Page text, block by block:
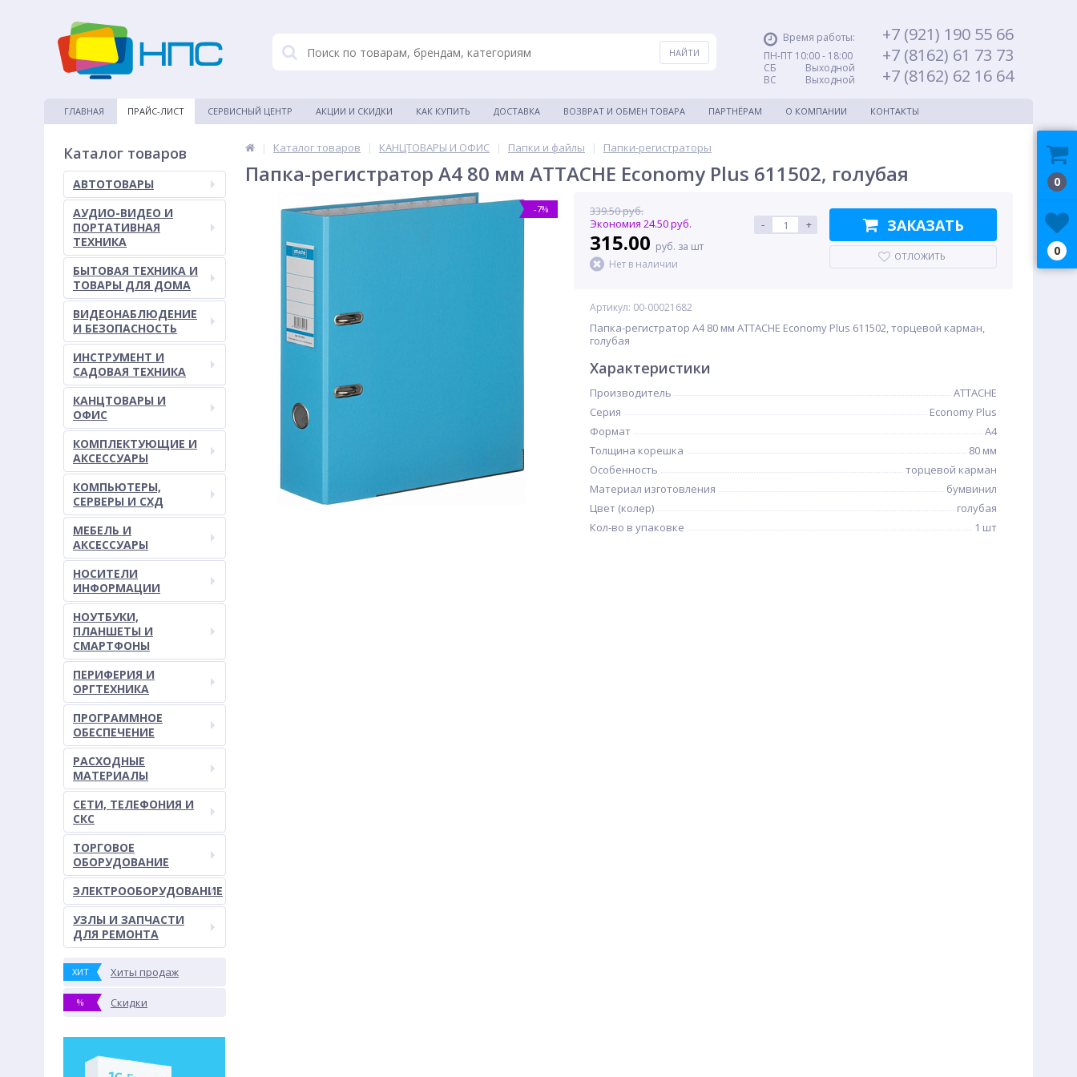
Время работы:
ПН-ПТ 10:00 - 18:00
СБ Выходной
ВС Выходной
+7 (921) 190 55 66
+7 (8162) 61 73 73
+7 (8162) 62 16 64
ГЛАВНАЯ ПРАЙС-ЛИСТ СЕРВИСНЫЙ ЦЕНТР АКЦИИ И СКИДКИ КАК КУПИТЬ ДОСТАВКА ВОЗВРАТ И ОБМЕН ТОВАРА ПАРТНЁРАМ О КОМПАНИИ КОНТАКТЫ
Каталог товаров
АВТОТОВАРЫ
АУДИО-ВИДЕО И
ПОРТАТИВНАЯ
ТЕХНИКА
БЫТОВАЯ ТЕХНИКА И
ТОВАРЫ ДЛЯ ДОМА
ВИДЕОНАБЛЮДЕНИЕ
И БЕЗОПАСНОСТЬ
ИНСТРУМЕНТ И
САДОВАЯ ТЕХНИКА
КАНЦТОВАРЫ И
ОФИС
КОМПЛЕКТУЮЩИЕ И
АКСЕССУАРЫ
КОМПЬЮТЕРЫ,
СЕРВЕРЫ И СХД
МЕБЕЛЬ И
АКСЕССУАРЫ
НОСИТЕЛИ
ИНФОРМАЦИИ
НОУТБУКИ,
ПЛАНШЕТЫ И
СМАРТФОНЫ
ПЕРИФЕРИЯ И
ОРГТЕХНИКА
ПРОГРАММНОЕ
ОБЕСПЕЧЕНИЕ
РАСХОДНЫЕ
МАТЕРИАЛЫ
СЕТИ, ТЕЛЕФОНИЯ И
СКС
ТОРГОВОЕ
ОБОРУДОВАНИЕ
ЭЛЕКТРООБОРУДОВАНИЕ
УЗЛЫ И ЗАПЧАСТИ
ДЛЯ РЕМОНТА
ХИТ Хиты продаж
% Скидки
| Каталог товаров | КАНЦТОВАРЫ И ОФИС | Папки и файлы | Папки-регистраторы
Папка-регистратор A4 80 мм ATTACHE Economy Plus 611502, голубая
-7%
339.50 руб.
Экономия 24.50 руб.
315.00 руб. за шт
Нет в наличии
- + ЗАКАЗАТЬ
ОТЛОЖИТЬ
Артикул: 00-00021682
Папка-регистратор A4 80 мм ATTACHE Economy Plus 611502, торцевой карман,
голубая
Характеристики
Производитель
ATTACHE
Серия
Economy Plus
Формат
A4
Толщина корешка
80 мм
Особенность
торцевой карман
Материал изготовления
бумвинил
Цвет (колер)
голубая
Кол-во в упаковке
1 шт
0
0